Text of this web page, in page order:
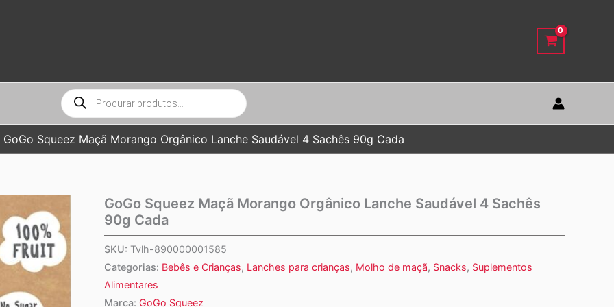
Pesquisar
produtos
GoGo Squeez Maçã Morango Orgânico Lanche Saudável 4 Sachês 90g Cada
GoGo Squeez Maçã Morango Orgânico Lanche Saudável 4 Sachês
90g Cada
SKU: Tvlh-890000001585
Categorias: Bebês e Crianças, Lanches para crianças, Molho de maçã, Snacks, Suplementos
Alimentares
Marca: GoGo Squeez